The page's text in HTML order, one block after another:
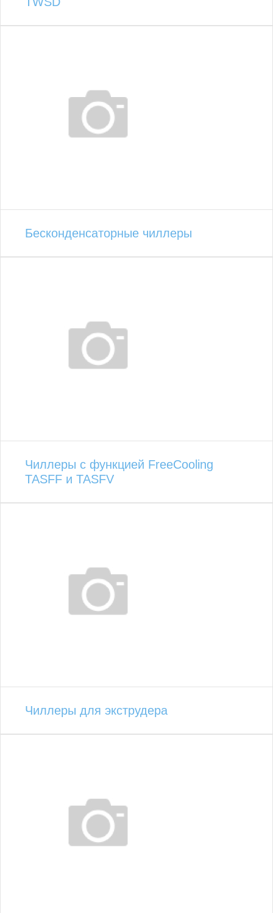
Бесконденсаторные чиллеры
Чиллеры с функцией FreeCooling
TASFF и TASFV
Чиллеры для экструдера